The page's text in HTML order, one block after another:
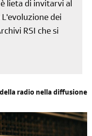
è lieta di invitarvi al
dei
RSI che si
radio nella diffusione